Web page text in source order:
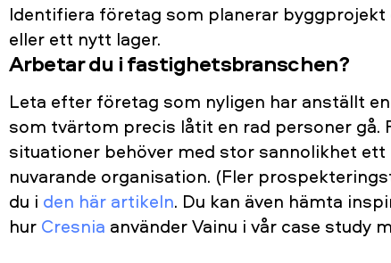
Identifiera företag som planerar
eller ett nytt lager.
Arbetar du i fastighetsbranschen?
Leta efter företag som nyligen har anställt
som tvärtom precis låtit en rad personer gå.
situationer behöver med stor sannolikhet
nuvarande organisation. (Fler
du i den här artikeln. Du kan även hämta
hur Cresnia använder Vainu i vår case study